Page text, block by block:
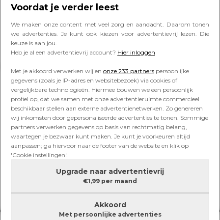
Voordat je verder leest
We maken onze content met veel zorg en aandacht. Daarom tonen
we advertenties. Je kunt ook kiezen voor advertentievrij lezen. Die
keuze is aan jou.
Heb je al een advertentievrij account? Hier inloggen
Met je akkoord verwerken wij en onze 233 partners persoonlijke
gegevens (zoals je IP-adres en websitebezoek) via cookies of
vergelijkbare technologieën. Hiermee bouwen we een persoonlijk
profiel op, dat we samen met onze advertentieruimte commercieel
beschikbaar stellen aan externe advertentienetwerken. Zo genereren
wij inkomsten door gepersonaliseerde advertenties te tonen. Sommige
partners verwerken gegevens op basis van rechtmatig belang,
waartegen je bezwaar kunt maken. Je kunt je voorkeuren altijd
aanpassen; ga hiervoor naar de footer van de website en klik op
'Cookie instellingen'.
Upgrade naar advertentievrij
€1,99 per maand
Akkoord
Met persoonlijke advertenties
maar jij bent allergisch… Wat nu?